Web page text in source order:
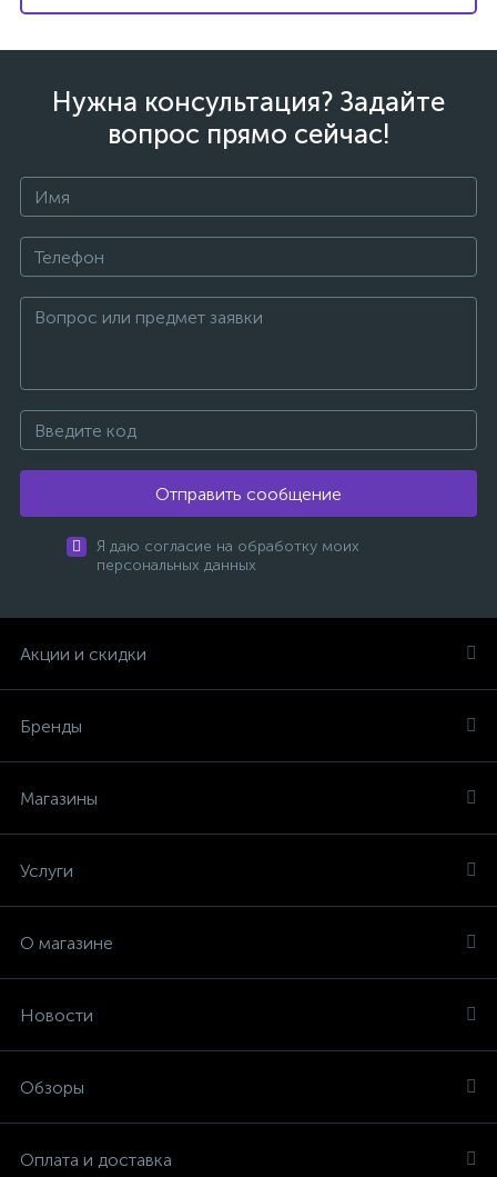
Нужна консультация? Задайте
вопрос прямо сейчас!
Отправить сообщение
Я даю согласие на обработку моих
персональных данных
Акции и скидки
Бренды
Магазины
Услуги
О магазине
Новости
Обзоры
Оплата и доставка